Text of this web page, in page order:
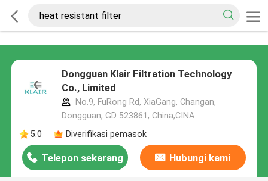
Dongguan Klair Filtration Technology
Co., Limited
No.9, FuRong Rd, XiaGang, Changan,
Dongguan, GD 523861, China,CINA
5.0
Diverifikasi pemasok
Telepon sekarang Hubungi kami